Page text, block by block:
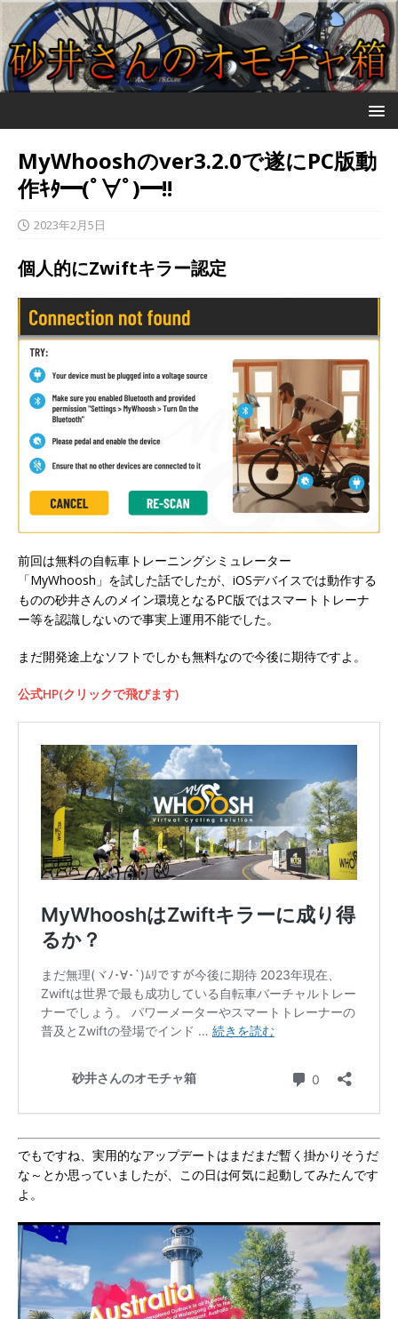
MyWhooshのver3.2.0で遂にPC版動
作ｷﾀ━(ﾟ∀ﾟ)━!!
2023年2月5日
個人的にZwiftキラー認定
前回は無料の自転車トレーニングシミュレーター
「MyWhoosh」を試した話でしたが、iOSデバイスでは動作する
ものの砂井さんのメイン環境となるPC版ではスマートトレーナ
ー等を認識しないので事実上運用不能でした。
まだ開発途上なソフトでしかも無料なので今後に期待ですよ。
公式HP(クリックで飛びます)
でもですね、実用的なアップデートはまだまだ暫く掛かりそうだ
な～とか思っていましたが、この日は何気に起動してみたんです
よ。